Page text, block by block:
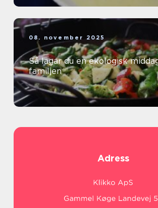
08. november 2025
Så lagar du en ekologisk
familjen
Adress